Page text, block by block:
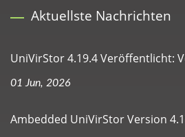
Aktuellste Nachrichten
UniVirStor 4.19.4 Veröffentlicht:
01 Jun, 2026
Ambedded UniVirStor Version